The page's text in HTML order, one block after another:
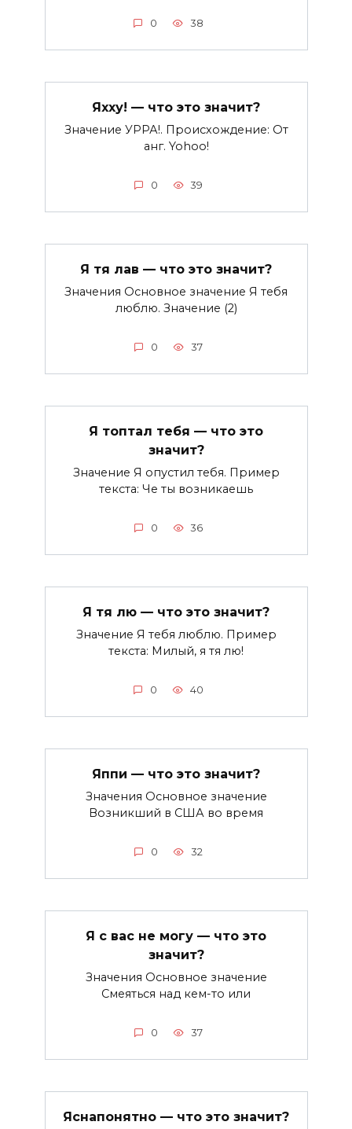
0 38
Яхху! — что это значит?
Значение УРРА!. Происхождение: От
анг. Yohoo!
0 39
Я тя лав — что это значит?
Значения Основное значение Я тебя
люблю. Значение (2)
0 37
Я топтал тебя — что это
значит?
Значение Я опустил тебя. Пример
текста: Че ты возникаешь
0 36
Я тя лю — что это значит?
Значение Я тебя люблю. Пример
текста: Милый, я тя лю!
0 40
Яппи — что это значит?
Значения Основное значение
Возникший в США во время
0 32
Я с вас не могу — что это
значит?
Значения Основное значение
Смеяться над кем-то или
0 37
Яснапонятно — что это значит?